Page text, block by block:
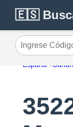
🇪🇸
Ingrese Código
España